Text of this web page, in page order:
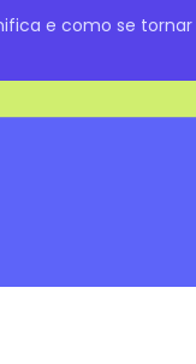
e como se